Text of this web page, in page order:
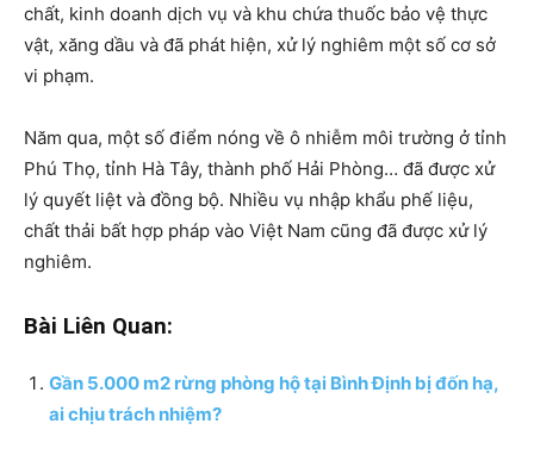
chất, kinh doanh dịch vụ và khu chứa thuốc bảo vệ thực
vật, xăng dầu và đã phát hiện, xử lý nghiêm một số cơ sở
vi phạm.
Năm qua, một số điểm nóng về ô nhiễm môi trường ở tỉnh
Phú Thọ, tỉnh Hà Tây, thành phố Hải Phòng… đã được xử
lý quyết liệt và đồng bộ. Nhiều vụ nhập khẩu phế liệu,
chất thải bất hợp pháp vào Việt Nam cũng đã được xử lý
nghiêm.
Bài Liên Quan:
Gần 5.000 m2 rừng phòng hộ tại Bình Định bị đốn hạ,
ai chịu trách nhiệm?